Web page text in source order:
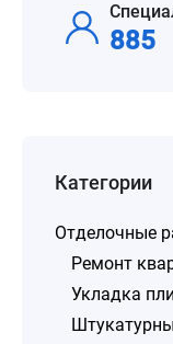
885
Категории
Отделочные
Ремонт
Укладка